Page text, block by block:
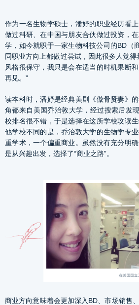
作为一名生物学硕士，潘妤的职业经历看
做过科研、在中国与朋友合伙做过投资，
学，如今就职于一家生物科技公司的BD（
同职业方向上都做过尝试，因此很多人觉得
风格很保守，我只是会在适当的时机果断
再见。”
读本科时，潘妤是经典美剧《傲骨贤妻》
角都来自美国乔治敦大学，经过搜索后发
校排名很不错，于是选择在这所学校攻读
他学校不同的是，乔治敦大学的生物学专
重学术，一个偏重商业。虽然没有充分明
是从兴趣出发，选择了“商业之路”。
商业方向意味着会更加深入BD、市场销售